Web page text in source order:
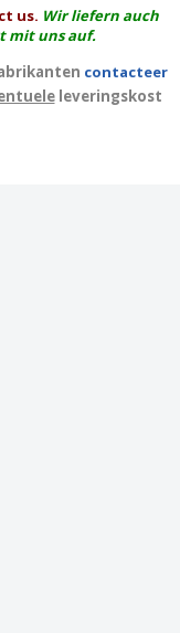
us. Wir liefern auch
mit uns auf.
contacteer
leveringskost